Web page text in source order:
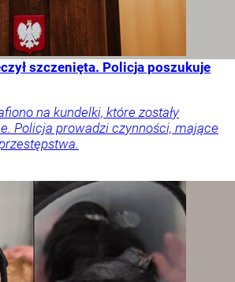
szczenięta. Policja poszukuje
na kundelki, które zostały
Policja prowadzi czynności, mające